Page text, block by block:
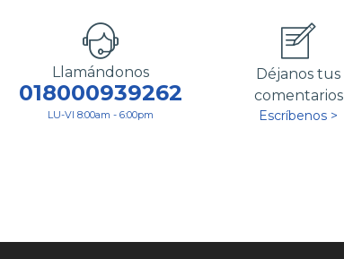
Llamándonos
018000939262
LU-VI 8:00am - 6:00pm
Déjanos tus
comentarios
Escríbenos >